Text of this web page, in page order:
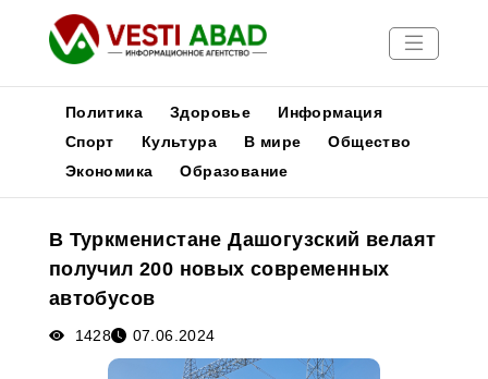
Новости
Медиа
Афиша
Политика Здоровье
Информация
Спорт
Культура В мире
Общество
Экономика
Образование
В Туркменистане Дашогузский велаят
получил 200 новых современных
автобусов
1428 07.06.2024